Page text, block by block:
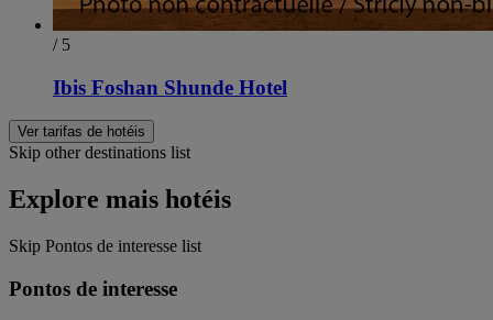
/ 5
Ibis Foshan Shunde Hotel
Ver tarifas de hotéis
Skip other destinations list
Explore mais hotéis
Skip Pontos de interesse list
Pontos de interesse